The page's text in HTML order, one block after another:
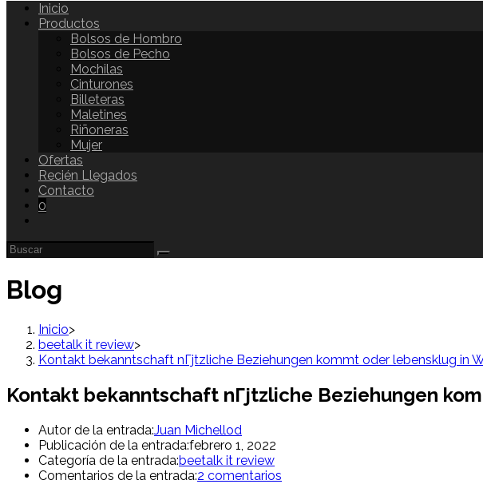
Inicio
Productos
Bolsos de Hombro
Bolsos de Pecho
Mochilas
Cinturones
Billeteras
Maletines
Riñoneras
Mujer
Ofertas
Recién Llegados
Contacto
0
Blog
Inicio>
beetalk it review>
Kontakt bekanntschaft nГјtzliche Beziehungen kommt oder lebensklug in
Kontakt bekanntschaft nГјtzliche Beziehungen
Autor de la entrada:Juan Michellod
Publicación de la entrada:febrero 1, 2022
Categoría de la entrada:beetalk it review
Comentarios de la entrada:2 comentarios